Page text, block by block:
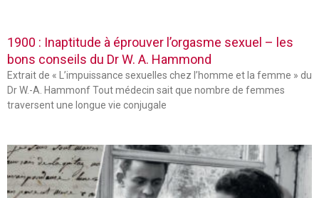
1900 : Inaptitude à éprouver l’orgasme sexuel – les
bons conseils du Dr W. A. Hammond
Extrait de « L’impuissance sexuelles chez l’homme et la femme » du
Dr W.-A. Hammonf Tout médecin sait que nombre de femmes
traversent une longue vie conjugale